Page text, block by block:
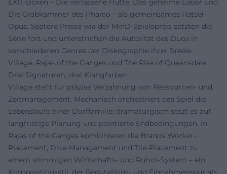
EXIT-Boxen – Die verlassene Hütte, Das geheime Labor und
Die Grabkammer des Pharao – als gemeinsames Rätsel-
Opus. Spätere Preise wie der MinD-Spielepreis setzten die
Serie fort und unterstrichen die Autorität des Duos in
verschiedenen Genres der Diskographie ihrer Spiele.
Village, Rajas of the Ganges und The Rise of Queensdale:
Drei Signaturen, drei Klangfarben
Village steht für präzise Verzahnung von Ressourcen- und
Zeitmanagement. Mechanisch orchestriert das Spiel die
Lebensläufe einer Dorffamilie; dramaturgisch setzt es auf
langfristige Planung und pointierte Endbedingungen. In
Rajas of the Ganges kombinieren die Brands Worker-
Placement, Dice-Management und Tile-Placement zu
einem stimmigen Wirtschafts- und Ruhm-System – ein
Kompositionsstil, der Reputations- und Einnahmen­spur als